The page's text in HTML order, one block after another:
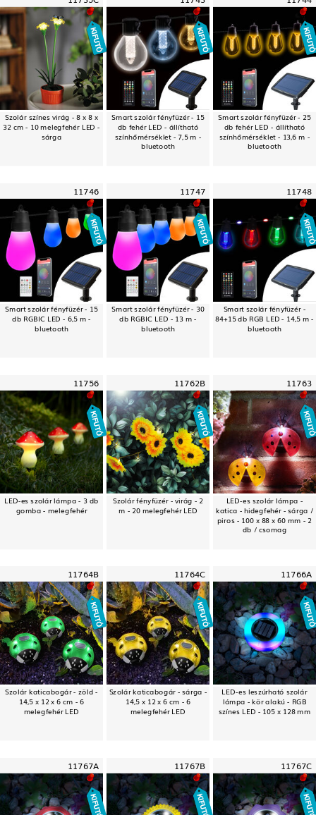
Szolár színes virág - 8 x 8 x
32 cm - 10 melegfehér LED -
sárga
Smart szolár fényfüzér - 15
db fehér LED - állítható
színhőmérséklet - 7,5 m -
bluetooth
Smart szolár fényfüzér - 25
db fehér LED - állítható
színhőmérséklet - 13,6 m -
bluetooth
11746
Smart szolár fényfüzér - 15
db RGBIC LED - 6,5 m -
bluetooth
11747
Smart szolár fényfüzér - 30
db RGBIC LED - 13 m -
bluetooth
11748
Smart szolár fényfüzér -
84+15 db RGB LED - 14,5 m -
bluetooth
11756
LED-es szolár lámpa - 3 db
gomba - melegfehér
11762B
Szolár fényfüzér - virág - 2
m - 20 melegfehér LED
11763
LED-es szolár lámpa -
katica - hidegfehér - sárga /
piros - 100 x 88 x 60 mm - 2
db / csomag
11764B
Szolár katicabogár - zöld -
14,5 x 12 x 6 cm - 6
melegfehér LED
11764C
Szolár katicabogár - sárga -
14,5 x 12 x 6 cm - 6
melegfehér LED
11766A
LED-es leszúrható szolár
lámpa - kör alakú - RGB
színes LED - 105 x 128 mm
11767A 11767B 11767C